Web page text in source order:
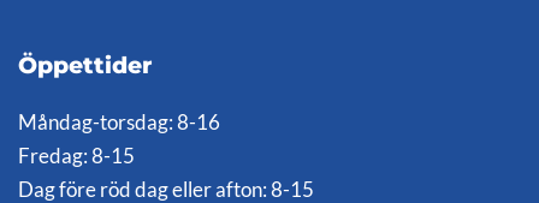
Öppettider
Måndag-torsdag: 8-16
Fredag: 8-15
Dag före röd dag eller afton: 8-15